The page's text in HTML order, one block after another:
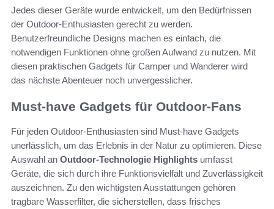
Jedes dieser Geräte wurde entwickelt, um den Bedürfnissen
der Outdoor-Enthusiasten gerecht zu werden.
Benutzerfreundliche Designs machen es einfach, die
notwendigen Funktionen ohne großen Aufwand zu nutzen. Mit
diesen praktischen Gadgets für Camper und Wanderer wird
das nächste Abenteuer noch unvergesslicher.
Must-have Gadgets für Outdoor-Fans
Für jeden Outdoor-Enthusiasten sind Must-have Gadgets
unerlässlich, um das Erlebnis in der Natur zu optimieren. Diese
Auswahl an Outdoor-Technologie Highlights umfasst
Geräte, die sich durch ihre Funktionsvielfalt und Zuverlässigkeit
auszeichnen. Zu den wichtigsten Ausstattungen gehören
tragbare Wasserfilter, die sicherstellen, dass frisches